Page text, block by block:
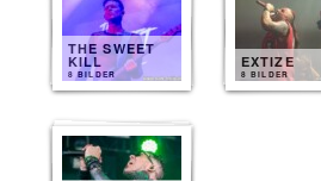
THE SWEET
KILL
8 BILDER
EXTIZE
8 BILDER